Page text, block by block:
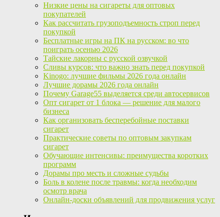
Низкие цены на сигареты для оптовых
покупателей
Как рассчитать грузоподъемность строп перед
покупкой
Бесплатные игры на ПК на русском: во что
поиграть осенью 2026
Тайские лакорны с русской озвучкой
Сливы курсов: что важно знать перед покупкой
Kinogo: лучшие фильмы 2026 года онлайн
Лучшие дорамы 2026 года онлайн
Почему Garage55 выделяется среди автосервисов
Опт сигарет от 1 блока — решение для малого
бизнеса
Как организовать бесперебойные поставки
сигарет
Практические советы по оптовым закупкам
сигарет
Обучающие интенсивы: преимущества коротких
программ
Дорамы про месть и сложные судьбы
Боль в колене после травмы: когда необходим
осмотр врача
Онлайн-доски объявлений для продвижения услуг